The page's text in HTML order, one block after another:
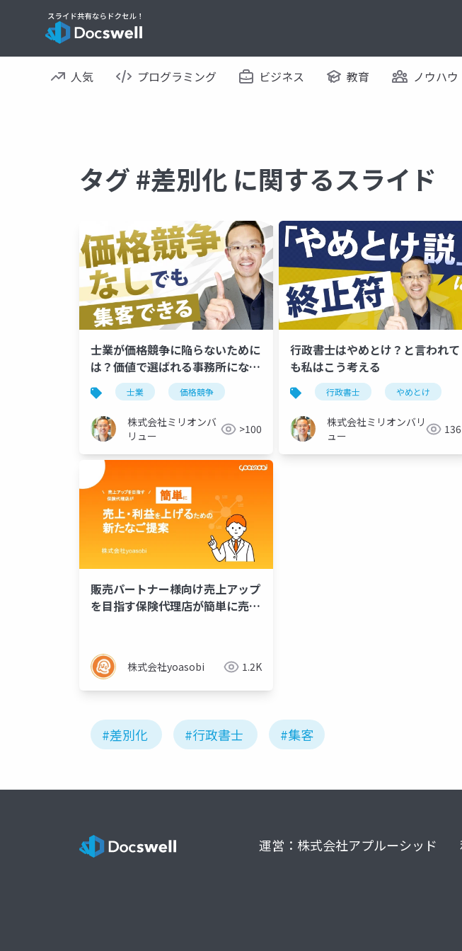
人気 プログラミング ビジネス 教育 ノウハウ
タグ #差別化 に関するスライド
士業が価格競争に陥らないために
は？価値で選ばれる事務所になる
方法
士業 価格競争
株式会社ミリオンバ
リュー
>100
行政書士はやめとけ？と言われて
も私はこう考える
行政書士 やめとけ
株式会社ミリオンバリ
ュー
136
販売パートナー様向け売上アップ
を目指す保険代理店が簡単に売
株式会社yoasobi 1.2K
#差別化 #行政書士 #集客
運営：株式会社アプルーシッド